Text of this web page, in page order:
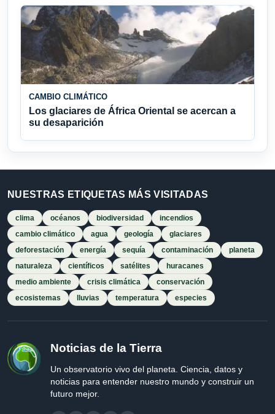
CAMBIO CLIMÁTICO
Los glaciares de África Oriental se acercan a
su desaparición
NUESTRAS ETIQUETAS MÁS VISITADAS
clima océanos biodiversidad
incendios
cambio climático
agua geología
glaciares
deforestación
energía sequía contaminación
planeta
naturaleza
científicos satélites
huracanes
medio ambiente
crisis climática
conservación
ecosistemas
lluvias temperatura especies
Noticias de la Tierra
Un observatorio vivo del planeta. Ciencia, datos y
noticias para entender nuestro mundo y construir un
futuro mejor.